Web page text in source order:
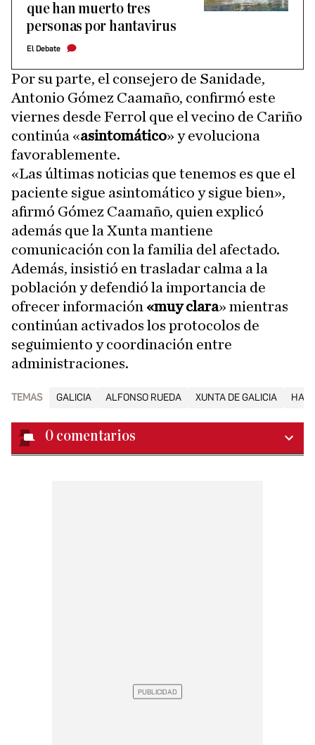
que han muerto tres
personas por hantavirus
El Debate
Por su parte, el consejero de Sanidade,
Antonio Gómez Caamaño, confirmó este
viernes desde Ferrol que el vecino de Cariño
continúa «asintomático» y evoluciona
favorablemente.
«Las últimas noticias que tenemos es que el
paciente sigue asintomático y sigue bien»,
afirmó Gómez Caamaño, quien explicó
además que la Xunta mantiene
comunicación con la familia del afectado.
Además, insistió en trasladar calma a la
población y defendió la importancia de
ofrecer información «muy clara» mientras
continúan activados los protocolos de
seguimiento y coordinación entre
administraciones.
TEMAS GALICIA ALFONSO RUEDA XUNTA DE GALICIA
0 comentarios